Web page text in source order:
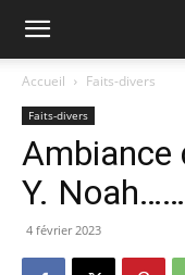
Accueil Faits-divers
Faits-divers
Ambiance
Y.
4 février 2023